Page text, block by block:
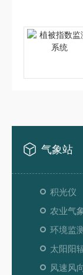
气象站
积光仪
农业气
环境监测
太阳阳
风速风